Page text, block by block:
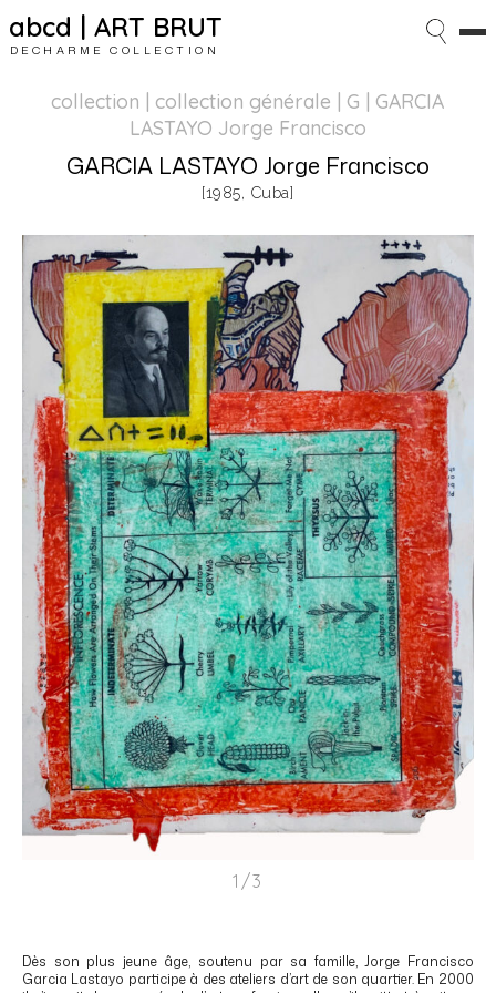
abcd | ART BRUT
DECHARME COLLECTION
collection | collection générale | G | GARCIA
LASTAYO Jorge Francisco
GARCIA LASTAYO Jorge Francisco
[1985, Cuba]
1/3
Dès son plus jeune âge, soutenu par sa famille, Jorge Francisco
Garcia Lastayo participe à des ateliers d’art de son quartier. En 2000